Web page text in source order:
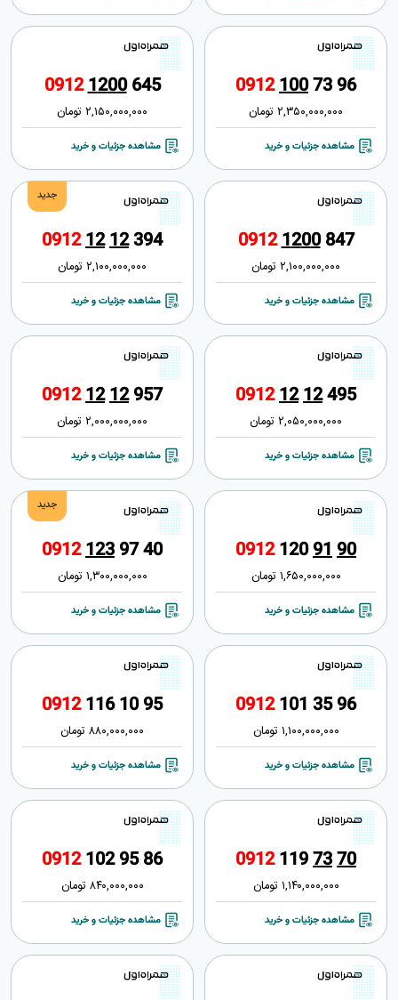
09121007396
2,350,000,000 تومان
مشاهده جزئیات و خرید
09121200 645
2,150,000,000 تومان
مشاهده جزئیات و خرید
09121200 847
2,100,000,000 تومان
مشاهده جزئیات و خرید
جدید
09121212394
2,100,000,000 تومان
مشاهده جزئیات و خرید
09121212495
2,050,000,000 تومان
مشاهده جزئیات و خرید
09121212957
2,000,000,000 تومان
مشاهده جزئیات و خرید
09121209190
1,650,000,000 تومان
مشاهده جزئیات و خرید
جدید
09121239740
1,300,000,000 تومان
مشاهده جزئیات و خرید
0912101 3596
1,100,000,000 تومان
مشاهده جزئیات و خرید
09121161095
880,000,000 تومان
مشاهده جزئیات و خرید
09121197370
1,140,000,000 تومان
مشاهده جزئیات و خرید
09121029586
840,000,000 تومان
مشاهده جزئیات و خرید